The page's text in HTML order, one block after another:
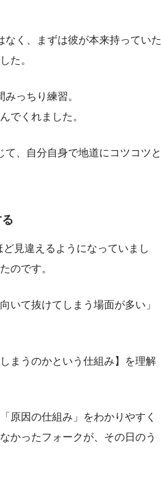
く、まずは彼が本来持っていた
た。
っちり練習。
でくれました。
、自分自身で地道にコツコツと
見違えるようになっていまし
のです。
いて抜けてしまう場面が多い」
まうのかという仕組み】を理解
原因の仕組み」をわかりやすく
かったフォークが、その日のう